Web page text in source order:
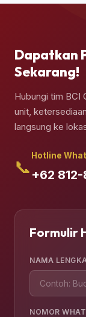
Dapatkan
Sekarang!
Hubungi tim BCI
unit,
langsung ke
📞
Hotline
+62
Formulir
NAMA
NOMOR